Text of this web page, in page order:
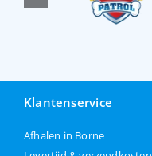
Klantenservice
Afhalen in Borne